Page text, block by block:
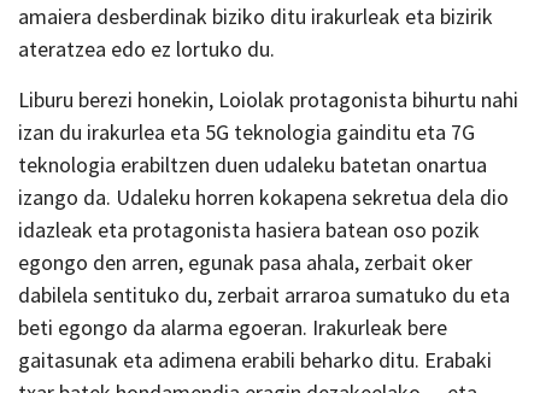
amaiera desberdinak biziko ditu irakurleak eta bizirik
ateratzea edo ez lortuko du.
Liburu berezi honekin, Loiolak protagonista bihurtu nahi
izan du irakurlea eta 5G teknologia gainditu eta 7G
teknologia erabiltzen duen udaleku batetan onartua
izango da. Udaleku horren kokapena sekretua dela dio
idazleak eta protagonista hasiera batean oso pozik
egongo den arren, egunak pasa ahala, zerbait oker
dabilela sentituko du, zerbait arraroa sumatuko du eta
beti egongo da alarma egoeran. Irakurleak bere
gaitasunak eta adimena erabili beharko ditu. Erabaki